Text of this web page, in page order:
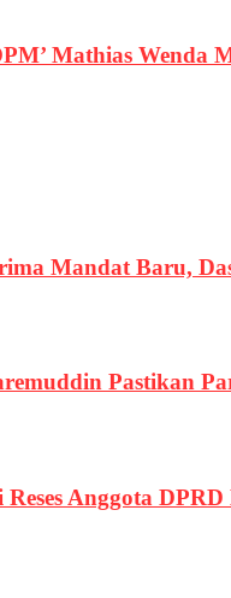
Mathias
Mandat Baru,
Pastikan
Anggota